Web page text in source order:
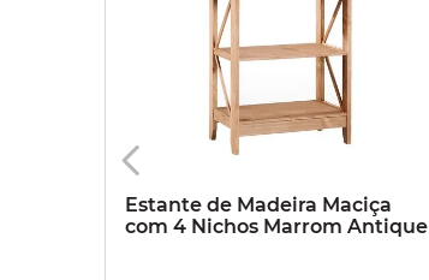
Estante de Madeira Maciça
com 4 Nichos Marrom Antique